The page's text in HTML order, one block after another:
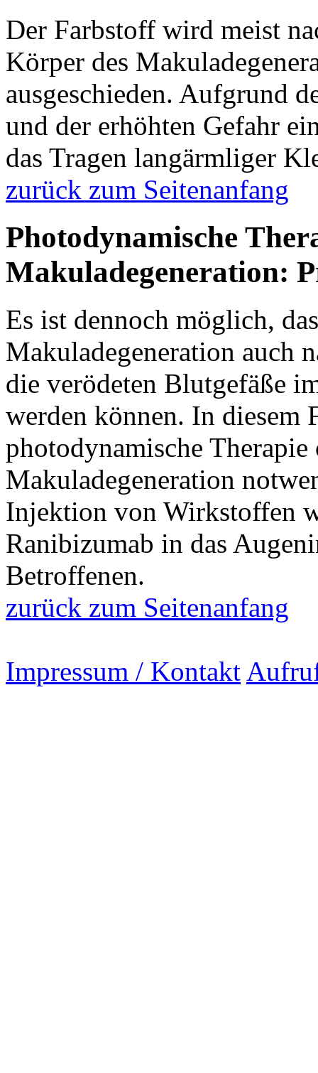
Der Farbstoff wird meist
Körper des
ausgeschieden. Aufgrund
und der erhöhten Gefahr
das Tragen langärmliger
zurück zum Seitenanfang
Photodynamische
Makuladegeneration:
Es ist dennoch möglich,
Makuladegeneration auch
die verödeten Blutgefäße
werden können. In diesem
photodynamische
Makuladegeneration
Injektion von Wirkstoffen
Ranibizumab in das
Betroffenen.
zurück zum Seitenanfang
Impressum / Kontakt